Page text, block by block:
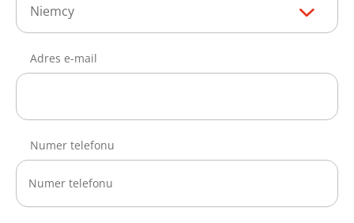
Niemcy
Adres e-mail
Numer telefonu